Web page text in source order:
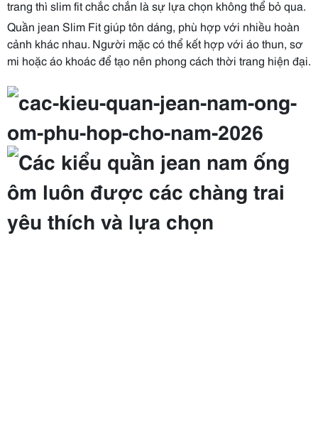
trang thì slim fit chắc chắn là sự lựa chọn không thể bỏ qua.
Quần jean Slim Fit giúp tôn dáng, phù hợp với nhiều hoàn
cảnh khác nhau. Người mặc có thể kết hợp với áo thun, sơ
mi hoặc áo khoác để tạo nên phong cách thời trang hiện đại.